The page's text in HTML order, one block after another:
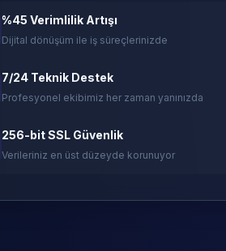
%45 Verimlilik Artışı
Dijital dönüşüm ile iş süreçlerinizde
7/24 Teknik Destek
Profesyonel ekibimiz her zaman yanınızda
256-bit SSL Güvenlik
Verileriniz en üst düzeyde korunuyor